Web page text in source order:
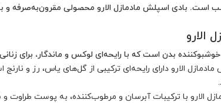
بادی اسپلش مادمازل الارو محصولی مقرون‌به‌صرفه و
الارو
بدن است که با رایحه‌ای لوکس و ماندگار، برای
الارو دارای رایحه‌ای ترکیبی از گل‌های یاس، رز و
الارو با ترکیبات آبرسان و مرطوب‌کننده، به پوست طراوت